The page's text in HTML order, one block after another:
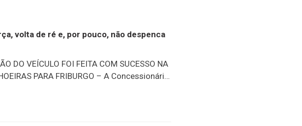
volta de ré e, por pouco, não despenca
DO VEÍCULO FOI FEITA COM SUCESSO NA
PARA FRIBURGO – A Concessionária
às 11h desta quinta-feira, 6/8, a